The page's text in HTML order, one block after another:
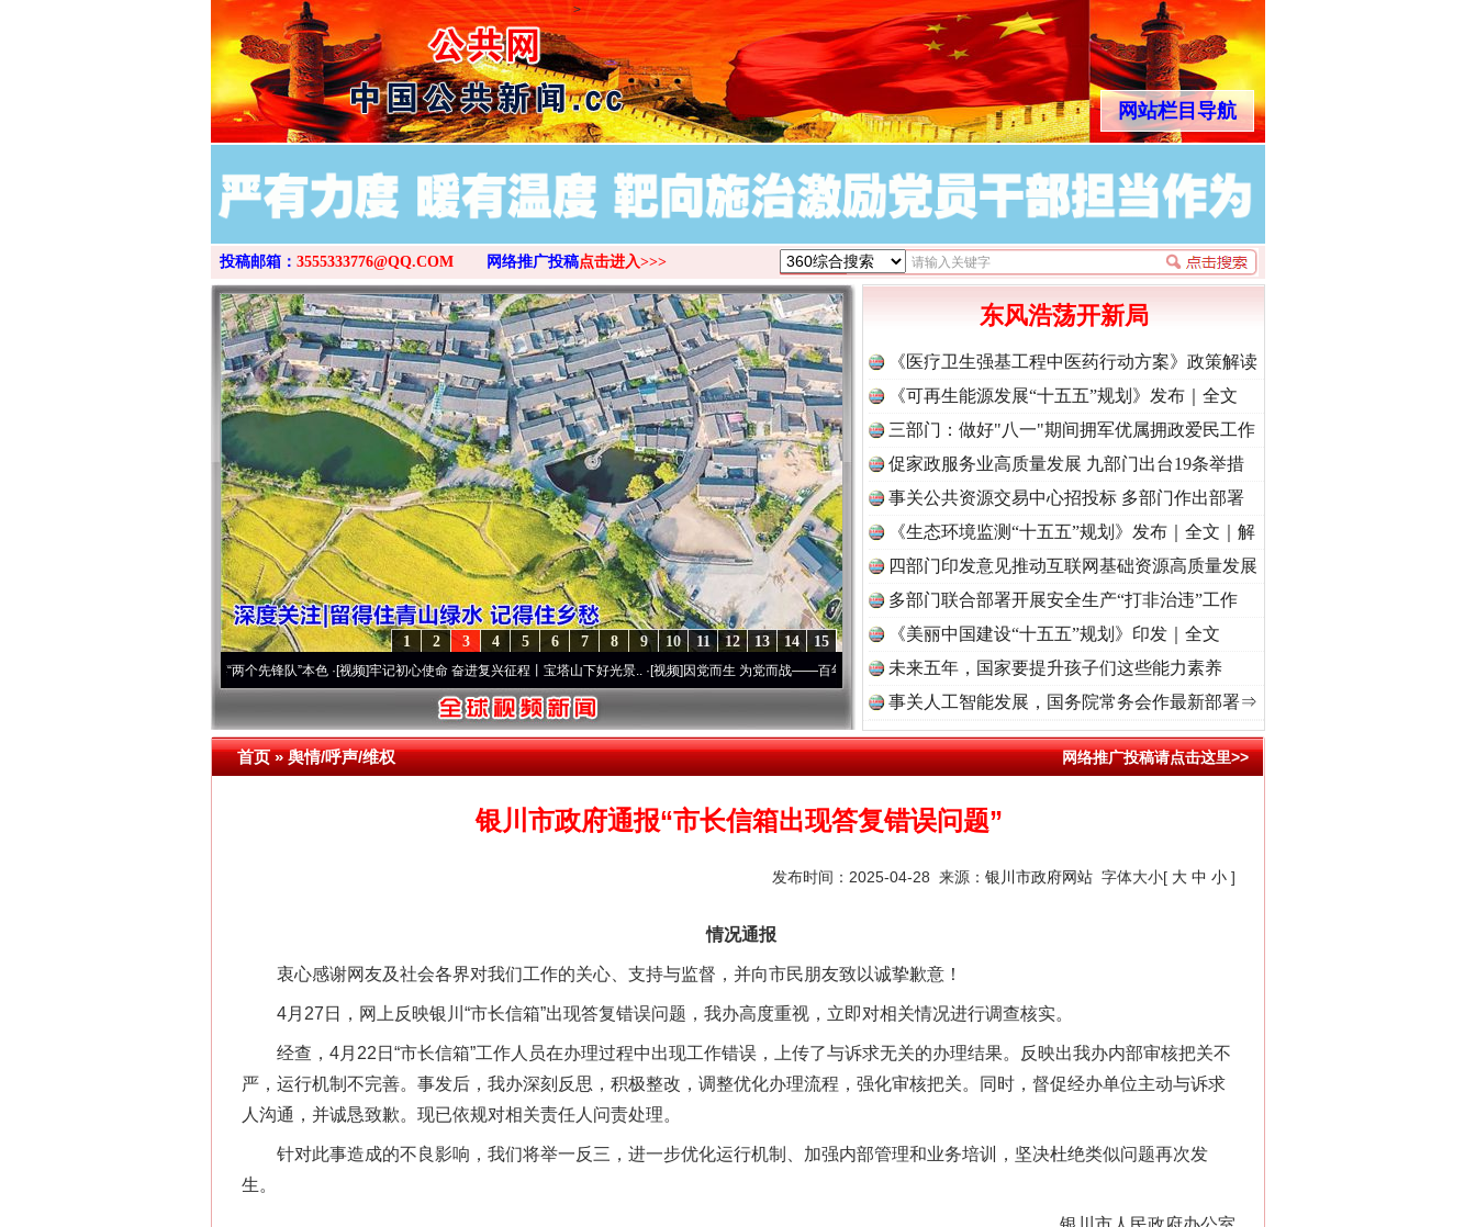
>
网站栏目导航
投稿邮箱： 3555333776@QQ.COM 网络推广投稿点击进入>>>
15
14
13
12
11
10
9
8
7
6
5
4
3
2
1
永葆“两个先锋队”本色·[视频]牢记初心使命 奋进复兴征程丨宝塔山下好光景..·[视频]因党而生 为党而战——百年“纪”事⑧加强纪律..·[视频]牢记初心使命 奋进复兴征程丨“转折之城”激荡..·[视频]
东风浩荡开新局
《医疗卫生强基工程中医药行动方案》政策解读
《可再生能源发展“十五五”规划》发布｜全文
三部门：做好"八一"期间拥军优属拥政爱民工作
促家政服务业高质量发展 九部门出台19条举措
事关公共资源交易中心招投标 多部门作出部署
《生态环境监测“十五五”规划》发布｜全文｜解
读
四部门印发意见推动互联网基础资源高质量发展
多部门联合部署开展安全生产“打非治违”工作
《美丽中国建设“十五五”规划》印发｜全文
未来五年，国家要提升孩子们这些能力素养
事关人工智能发展，国务院常务会作最新部署⇒
首页»舆情/呼声/维权 网络推广投稿请点击这里>>
银川市政府通报“市长信箱出现答复错误问题”
发布时间：2025-04-28 来源： 银川市政府网站 字体大小[ 大 中 小 ]
情况通报
衷心感谢网友及社会各界对我们工作的关心、支持与监督，并向市民朋友致以诚挚歉意！
4月27日，网上反映银川“市长信箱”出现答复错误问题，我办高度重视，立即对相关情况进行调查核实。
经查，4月22日“市长信箱”工作人员在办理过程中出现工作错误，上传了与诉求无关的办理结果。反映出我办内部审核把关不
严，运行机制不完善。事发后，我办深刻反思，积极整改，调整优化办理流程，强化审核把关。同时，督促经办单位主动与诉求
人沟通，并诚恳致歉。现已依规对相关责任人问责处理。
针对此事造成的不良影响，我们将举一反三，进一步优化运行机制、加强内部管理和业务培训，坚决杜绝类似问题再次发
生。